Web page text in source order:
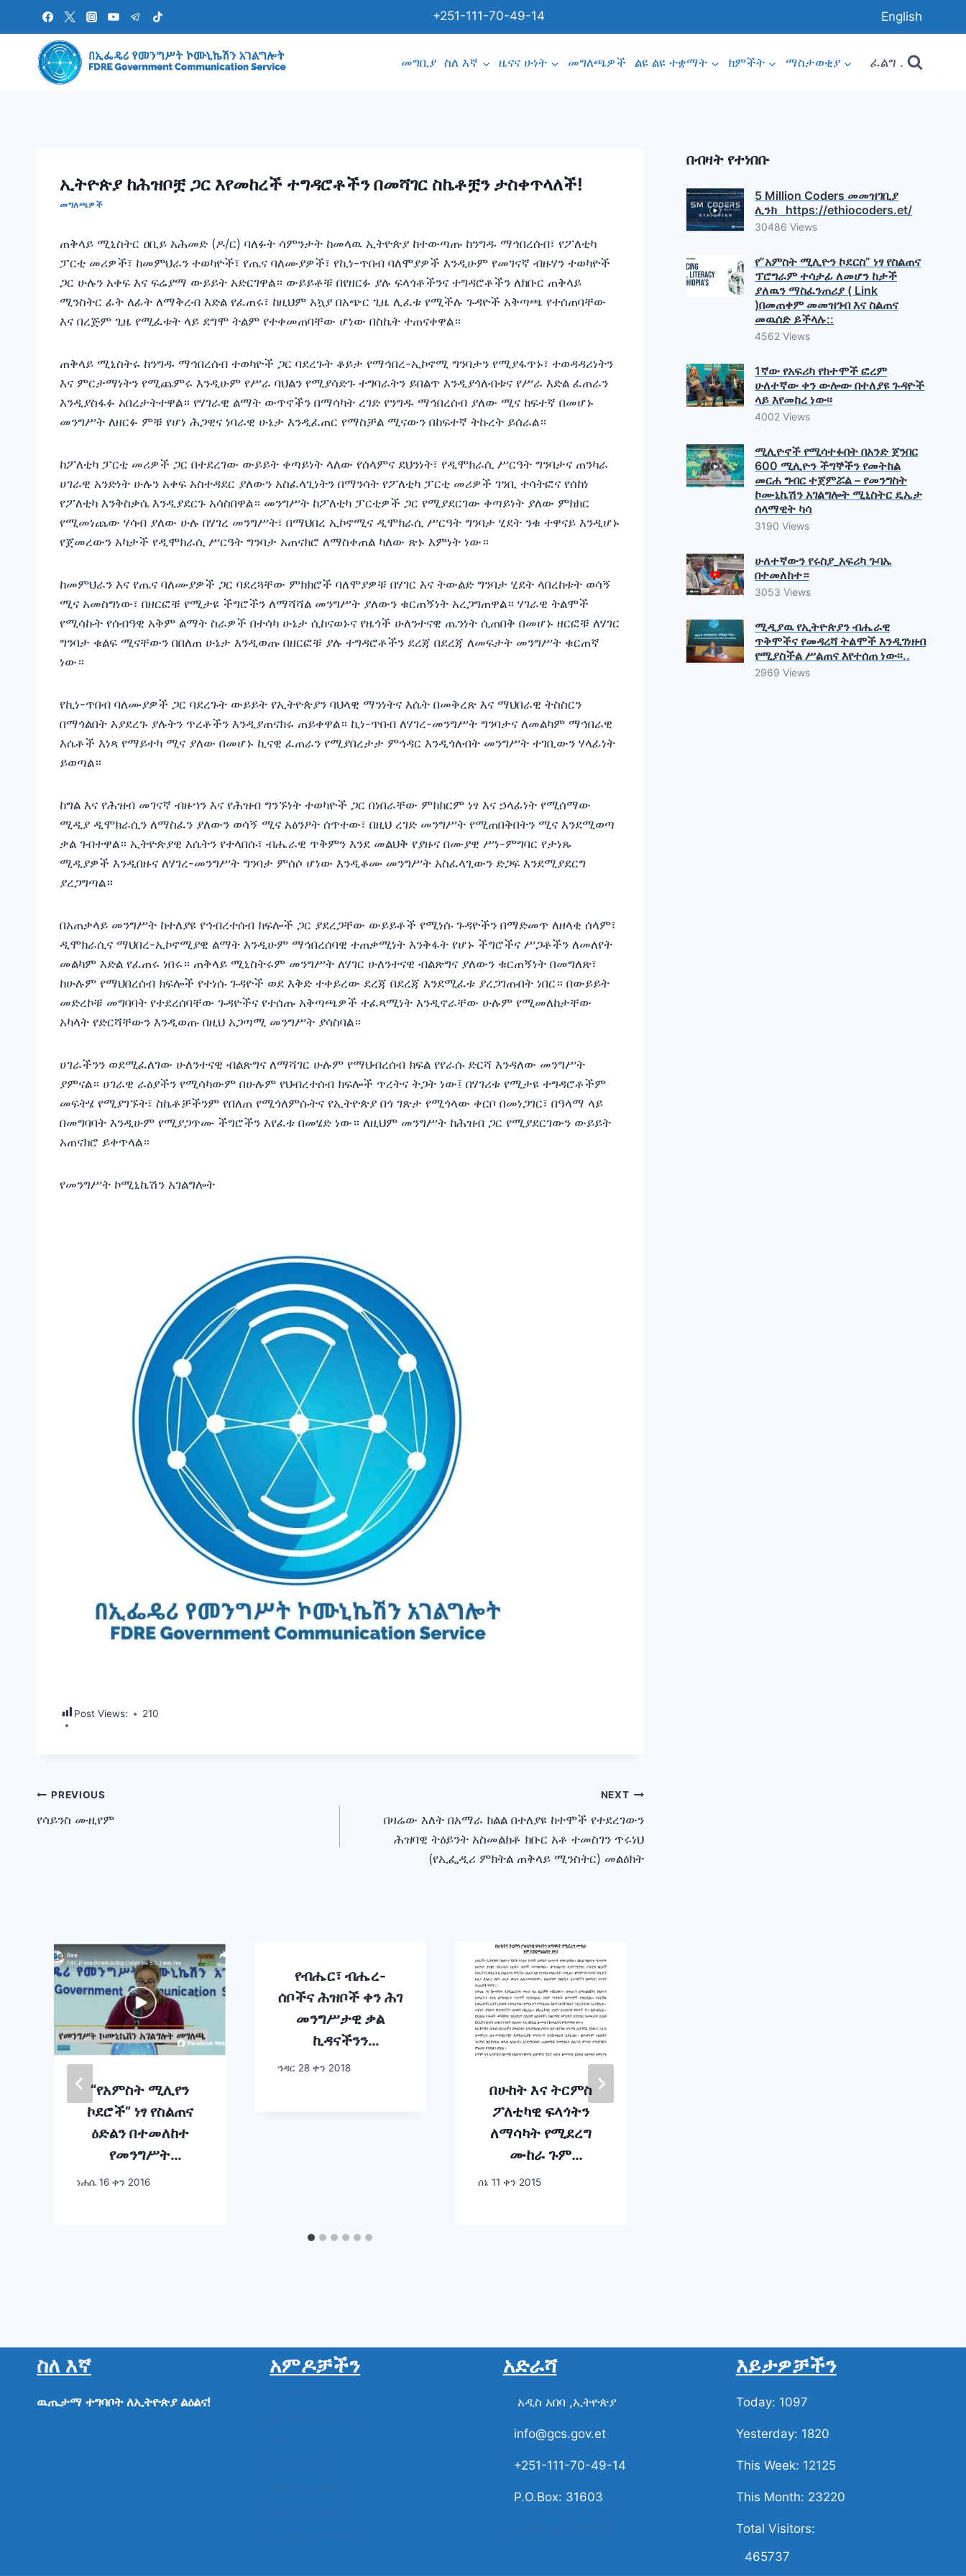
content
+251-111-70-49-14 English
መግቢያ ስለ እኛ ዜናና ሁነት መግለጫዎች ልዩ ልዩ ተቋማት ክምችት ማስታወቂያ ፈልግ .
ኢትዮጵያ ከሕዝቦቿ ጋር እየመከረች ተግዳሮቶችን በመሻገር ስኬቶቿን ታስቀጥላለች!
መግለጫዎች
ጠቅላይ ሚኒስትር ዐቢይ አሕመድ (ዶ/ር) ባለፉት ሳምንታት ከመላዉ ኢትዮጵያ ከተውጣጡ ከንግዱ ማኅበረሰብ፣ የፖለቲካ
ፓርቲ መሪዎች፣ ከመምህራን ተወካዮች፣ የጤና ባለሙያዎች፣ የኪነ-ጥበብ ባለሞያዎች እንዲሁም የመገናኛ ብዙሃን ተወካዮች
ጋር ሁሉን አቀፍ እና ፍሬያማ ውይይት አድርገዋል። ውይይቶቹ በየዘርፉ ያሉ ፍላጎቶችንና ተግዳሮቶችን ለክቡር ጠቅላይ
ሚንስትር ፊት ለፊት ለማቅረብ እድል የፈጠሩ፣ ከዚህም አኳያ በአጭር ጊዜ ሊፈቱ የሚችሉ ጉዳዮች አቅጣጫ የተሰጠባቸው
እና በረጅም ጊዜ የሚፈቱት ላይ ደግሞ ትልም የተቀመጠባቸው ሆነው በስኬት ተጠናቀዋል።
ጠቅላይ ሚኒስትሩ ከንግዱ ማኅበረሰብ ተወካዮች ጋር ባደረጉት ቆይታ የማኅበረ-ኢኮኖሚ ግንባታን የሚያፋጥኑ፣ ተወዳዳሪነትን
እና ምርታማነትን የሚጨምሩ እንዲሁም የሥራ ባህልን የሚያሳድጉ ተግባራትን ይበልጥ እንዲያጎለብቱና የሥራ እድል ፈጠራን
እንዲያስፋፉ አበረታትተዋል። የሃገራዊ ልማት ውጥኖችን በማሳካት ረገድ የንግዱ ማኅበረሰብ ያለው ሚና ከፍተኛ በመሆኑ
መንግሥት ለዘርፉ ምቹ የሆነ ሕጋዊና ነባራዊ ሁኔታ እንዲፈጠር የማስቻል ሚናውን በከፍተኛ ትኩረት ይሰራል።
ከፖለቲካ ፓርቲ መሪዎች ጋር በተደረገው ውይይት ቀጣይነት ላለው የሰላምና ደህንነት፣ የዲሞክራሲ ሥርዓት ግንባታና ጠንካራ
ሀገራዊ አንድነት ሁሉን አቀፍ አስተዳደር ያለውን አስፈላጊነትን በማንሳት የፖለቲካ ፓርቲ መሪዎች ገንቢ ተሳትፎና የሰከነ
የፖለቲካ እንቅስቃሴ እንዲያደርጉ አሳስበዋል። መንግሥት ከፖለቲካ ፓርቲዎች ጋር የሚያደርገው ቀጣይነት ያለው ምክክር
የሚመነጨው ሃሳብ ያለው ሁሉ በሃገረ መንግሥት፣ በማህበረ ኢኮኖሚና ዲሞክራሲ ሥርዓት ግንባታ ሂደት ንቁ ተዋናይ እንዲሆኑ
የጀመረውን አካታች የዲሞክራሲ ሥርዓት ግንባታ አጠናክሮ ለማስቀጠል ካለው ጽኑ እምነት ነው።
ከመምህራን እና የጤና ባለሙያዎች ጋር ባደረጓቸው ምክክሮች ባለሞያዎቹ በሃገር እና ትውልድ ግንባታ ሂደት ላበረከቱት ወሳኝ
ሚና አመስግነው፣ በዘርፎቹ የሚታዩ ችግሮችን ለማሻሻል መንግሥት ያለውን ቁርጠኝነት አረጋግጠዋል። ሃገራዊ ትልሞች
የሚሳኩት የሰብዓዊ አቅም ልማት ስራዎች በተሳካ ሁኔታ ሲከናወኑና የዜጎች ሁለንተናዊ ጤንነት ሲጠበቅ በመሆኑ ዘርፎቹ ለሃገር
ግንባታ ቁልፍ ሚናቸውን በበለጠ ሁኔታ እንዲወጡ በዘርፎቹ ያሉ ተግዳሮቶችን ደረጃ በደረጃ ለመፍታት መንግሥት ቁርጠኛ
ነው።
የኪነ-ጥበብ ባለሙያዎች ጋር ባደረጉት ውይይት የኢትዮጵያን ባህላዊ ማንነትና እሴት በመቅረጽ እና ማህበራዊ ትስስርን
በማጎልበት እያደረጉ ያሉትን ጥረቶችን እንዲያጠናክሩ ጠይቀዋል። ኪነ-ጥበብ ለሃገረ-መንግሥት ግንባታና ለመልካም ማኅበራዊ
እሴቶች እነጻ የማይተካ ሚና ያለው በመሆኑ ኪናዊ ፈጠራን የሚያበረታታ ምኅዳር እንዲጎለብት መንግሥት ተገቢውን ሃላፊነት
ይወጣል።
ከግል እና የሕዝብ መገናኛ ብዙኀን እና የሕዝብ ግንኙነት ተወካዮች ጋር በነበራቸው ምክክርም ነፃ እና ኃላፊነት የሚሰማው
ሚዲያ ዲሞክራሲን ለማስፈን ያለውን ወሳኝ ሚና አፅንዖት ሰጥተው፣ በዚህ ረገድ መንግሥት የሚጠበቅበትን ሚና እንደሚወጣ
ቃል ገብተዋል። ኢትዮጵያዊ እሴትን የተላበሱ፣ ብሔራዊ ጥቅምን እንደ መልህቅ የያዙና በሙያዊ ሥነ-ምግባር የታነጹ
ሚዲያዎች እንዲበዙና ለሃገረ-መንግሥት ግንባታ ምሰሶ ሆነው እንዲቆሙ መንግሥት አስፈላጊውን ድጋፍ እንደሚያደርግ
ያረጋግጣል።
በአጠቃላይ መንግሥት ከተለያዩ የኅብረተሰብ ክፍሎች ጋር ያደረጋቸው ውይይቶች የሚነሱ ጉዳዮችን በማድመጥ ለዘላቂ ሰላም፣
ዲሞክራሲና ማህበረ-ኢኮኖሚያዊ ልማት እንዲሁም ማኅበረሰባዊ ተጠቃሚነት እንቅፋት የሆኑ ችግሮችና ሥጋቶችን ለመለየት
መልካም እድል የፈጠሩ ነበሩ። ጠቅላይ ሚኒስትሩም መንግሥት ለሃገር ሁለንተናዊ ብልጽግና ያለውን ቁርጠኝነት በመግለጽ፣
ከሁሉም የማህበረሰብ ክፍሎች የተነሱ ጉዳዮች ወደ እቅድ ተቀይረው ደረጃ በደረጃ እንደሚፈቱ ያረጋገጡበት ነበር። በውይይት
መድረኮቹ መግባባት የተደረሰባቸው ጉዳዮችና የተሰጡ አቅጣጫዎች ተፈጻሚነት እንዲኖራቸው ሁሉም የሚመለከታቸው
አካላት የድርሻቸውን እንዲወጡ በዚህ አጋጣሚ መንግሥት ያሳስባል።
ሀገራችንን ወደሚፈለገው ሁለንተናዊ ብልጽግና ለማሻገር ሁሉም የማህብረሰብ ክፍል የየራሱ ድርሻ እንዳለው መንግሥት
ያምናል። ሀገራዊ ራዕያችን የሚሳካውም በሁሉም የህብረተሰብ ክፍሎች ጥረትና ትጋት ነው፤ በሃገሪቱ የሚታዩ ተግዳሮቶችም
መፍትሄ የሚያገኙት፣ ስኬቶቻችንም የበለጠ የሚጎለምሱትና የኢትዮጵያ በጎ ገጽታ የሚጎላው ቀርቦ በመነጋገር፣ በዓላማ ላይ
በመግባባት እንዲሁም የሚያጋጥሙ ችግሮችን እየፈቱ በመሄድ ነው። ለዚህም መንግሥት ከሕዝብ ጋር የሚያደርገውን ውይይት
አጠናክሮ ይቀጥላል።
የመንግሥት ኮሚኒኬሽን አገልግሎት
Post Views: 210
Post
navigation
PREVIOUS
የሳይንስ ሙዚየም
NEXT
በዛሬው እለት በአማራ ክልል በተለያዩ ከተሞች የተደረገውን
ሕዝባዊ ትዕይንት አስመልክቶ ክቡር አቶ ተመስገን ጥሩነህ
(የኢፌዲሪ ምክትል ጠቅላይ ሚንስትር) መልዕክት
“የአምስት ሚሊየን
ኮደሮች” ነፃ የስልጠና
ዕድልን በተመለከተ
የመንግሥት
ኮሙኒኬሽን አገልግሎት
ነሐሴ 16 ቀን 2016
የብሔር፣ ብሔረ-
ሰቦችና ሕዝቦች ቀን ሕገ
መንግሥታዊ ቃል
ኪዳናችንን
የምናድስበትና
ኅዳር 28 ቀን 2018
በሁከት እና ትርምስ
ፖለቲካዊ ፍላጎትን
ለማሳካት የሚደረግ
ሙከራ ጉም
እንደመጨበጥ ነው-
ሰኔ 11 ቀን 2015
በብዛት የተነበቡ
5 Million Coders መመዝገቢያ
ሊንክ https://ethiocoders.et/
30486 Views
የ”አምስት ሚሊዮን ኮደርስ” ነፃ የስልጠና
ፕሮግራም ተሳታፊ ለመሆን ከታች
ያለዉን ማስፈንጠሪያ ( Link
)በመጠቀም መመዝገብ እና ስልጠና
መዉሰድ ይችላሉ::
4562 Views
1ኛው የአፍሪካ የከተሞች ፎረም
ሁለተኛው ቀን ውሎው በተለያዩ ጉዳዮች
ላይ እየመከረ ነው፡፡
4002 Views
ሚሊዮኖች የሚሳተፉበት በአንድ ጀንበር
600 ሚሊዮን ችግኞችን የመትከል
መርሐ ግብር ተጀምሯል – የመንግስት
ኮሙኒኬሽን አገልግሎት ሚኒስትር ዴኤታ
ሰላማዊት ካሳ
3190 Views
ሁለተኛውን የሩስያ_አፍሪካ ጉባኤ
በተመለከተ።
3053 Views
ሚዲያዉ የኢትዮጵያን ብሔራዊ
ጥቅሞችና የመዳረሻ ትልሞች እንዲገነዘብ
የሚያስችል ሥልጠና እየተሰጠ ነው፡፡..
2969 Views
ስለ እኛ
ዉጤታማ ተግባቦት ለኢትዮጵያ ልዕልና!
አምዶቻችን አድራሻ
አዲስ አበባ ,ኢትዮጵያ
info@gcs.gov.et
+251-111-70-49-14
P.O.Box: 31603
እይታዎቻችን
Today: 1097
Yesterday: 1820
This Week: 12125
This Month: 23220
Total Visitors:
465737